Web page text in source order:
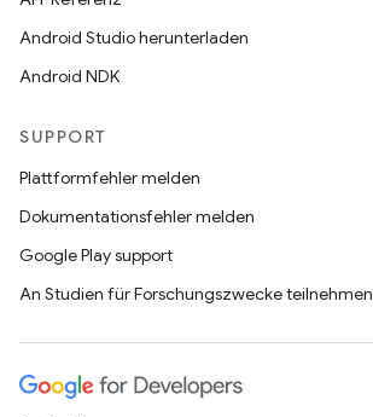
Android Studio herunterladen
Android NDK
SUPPORT
Plattformfehler melden
Dokumentationsfehler melden
Google Play support
An Studien für Forschungszwecke teilnehmen